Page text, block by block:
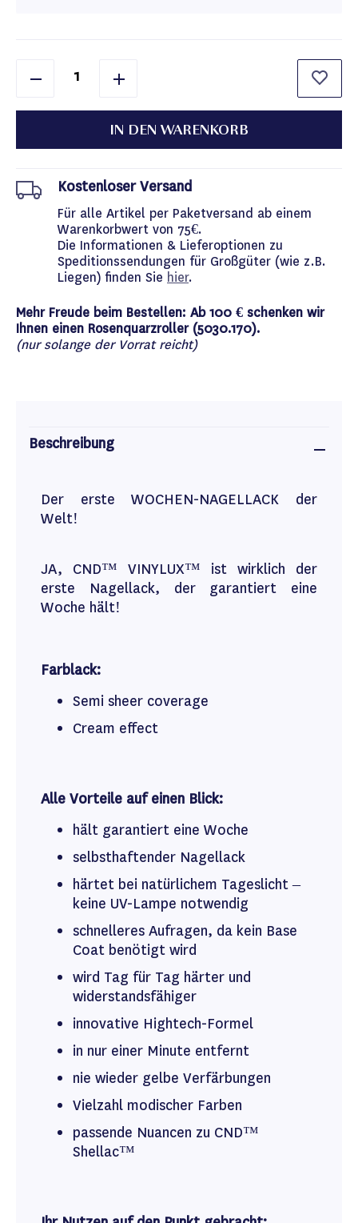
IN DEN WARENKORB
Kostenloser Versand
Für alle Artikel per Paketversand ab einem
Warenkorbwert von 75€.
Die Informationen & Lieferoptionen zu
Speditionssendungen für Großgüter (wie z.B.
Liegen) finden Sie hier.
Mehr Freude beim Bestellen: Ab 100 € schenken wir
Ihnen einen Rosenquarzroller (5030.170).
(nur solange der Vorrat reicht)
Beschreibung
Der erste WOCHEN-NAGELLACK der
Welt!
JA, CND™ VINYLUX™ ist wirklich der
erste Nagellack, der garantiert eine
Woche hält!
Farblack:
Semi sheer coverage
Cream effect
Alle Vorteile auf einen Blick:
hält garantiert eine Woche
selbsthaftender Nagellack
härtet bei natürlichem Tageslicht –
keine UV-Lampe notwendig
schnelleres Aufragen, da kein Base
Coat benötigt wird
wird Tag für Tag härter und
widerstandsfähiger
innovative Hightech-Formel
in nur einer Minute entfernt
nie wieder gelbe Verfärbungen
Vielzahl modischer Farben
passende Nuancen zu CND™
Shellac™